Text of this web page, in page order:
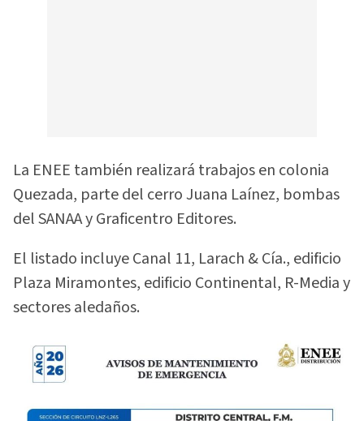
La ENEE también realizará trabajos en colonia
Quezada, parte del cerro Juana Laínez, bombas
del SANAA y Graficentro Editores.
El listado incluye Canal 11, Larach & Cía., edificio
Plaza Miramontes, edificio Continental, R-Media y
sectores aledaños.